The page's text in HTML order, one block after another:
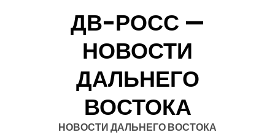
ДВ-РОСС —
НОВОСТИ
ДАЛЬНЕГО
ВОСТОКА
НОВОСТИ ДАЛЬНЕГО ВОСТОКА